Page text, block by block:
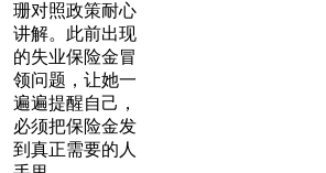
珊对照政策耐心
讲解。此前出现
的失业保险金冒
领问题，让她一
遍遍提醒自己，
必须把保险金发
到真正需要的人